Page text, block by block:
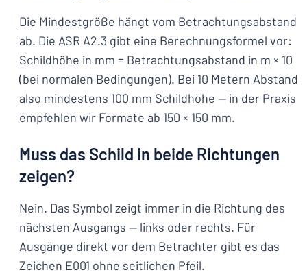
Die Mindestgröße hängt vom Betrachtungsabstand
ab. Die ASR A2.3 gibt eine Berechnungsformel vor:
Schildhöhe in mm = Betrachtungsabstand in m × 10
(bei normalen Bedingungen). Bei 10 Metern Abstand
also mindestens 100 mm Schildhöhe — in der Praxis
empfehlen wir Formate ab 150 × 150 mm.
Muss das Schild in beide Richtungen
zeigen?
Nein. Das Symbol zeigt immer in die Richtung des
nächsten Ausgangs — links oder rechts. Für
Ausgänge direkt vor dem Betrachter gibt es das
Zeichen E001 ohne seitlichen Pfeil.